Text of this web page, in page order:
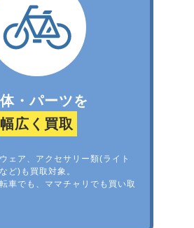
・パーツを
幅広く買取
ェア、アクセサリー類(ライト
ど)も買取対象。
車でも、ママチャリでも買い取